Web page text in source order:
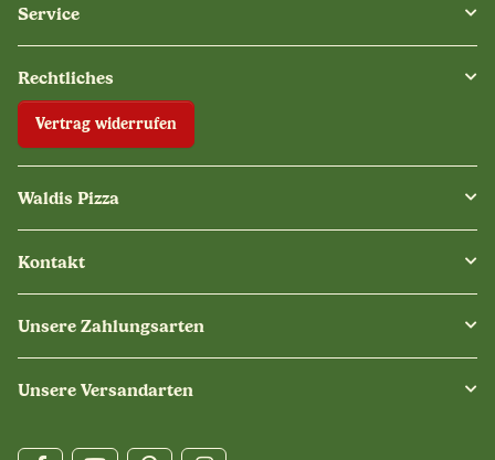
Service
Rechtliches
Vertrag widerrufen
Waldis Pizza
Kontakt
Unsere Zahlungsarten
Unsere Versandarten